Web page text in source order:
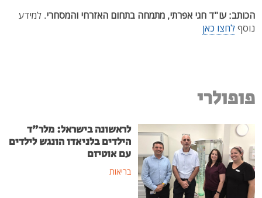
הכותב: עו"ד חגי אפרתי, מתמחה בתחום האזרחי והמסחרי. למידע
נוסףלחצו כאן
פופולרי
לראשונה בישראל: מלר"ד
הילדים בלניאדו הונגש לילדים
עם אוטיזם
בריאות